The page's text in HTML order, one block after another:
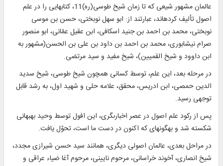
عالمان مشهور شيعى كه تا زمان شيخ طوسى(ره)11، كتاب‏هايى را در علم
اصول تأليف كرده‏اند، عبارتند از: ابو سهل نوبختى، حسن بن موسى
نوبختى، محمد بن احمد بن جنيد اسكافى، ابن عقيل عمّانى، ابو منصور
صرام نيشابورى، محمد بن احمد بن داود بن على بن الحسن(مشهور به
ابن داوود و شيخ القميين)، شيخ مفيد و سيد مرتضى.
در مرحله بعد، اين علم، توسط كسانى همچون شيخ طوسى، شيخ سديد
الدين حمصى، ابن ادريس، محقق، علامه حلى و شهيد اول، به رشد قابل
توجهى رسيد.
پس از ركود علم اصول در عصر اخبارى‏گرى، اين افول توسط وحيد بهبهانى
شكسته شد و به‏گونه‏اى كه اكنون در دست ما است، تحوّل يافت.
در مراحل بعدى، عالمان اصولى ديگرى، همانند سيد حسن شيرازى مجدد،
شيخ انصارى، آخوند خراسانى، مرحوم نايينى، مرحوم آغا ضياء عراقى و